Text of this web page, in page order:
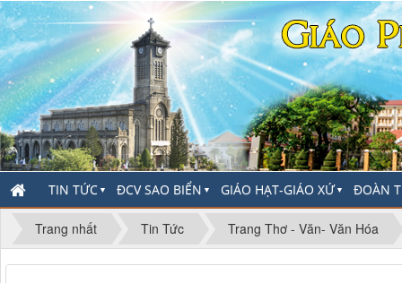
TIN TỨC ▼ ĐCV SAO BIỂN ▼ GIÁO HẠT-GIÁO XỨ▼ ĐOÀN
Trang nhất Tin Tức Trang Thơ - Văn- Văn Hóa